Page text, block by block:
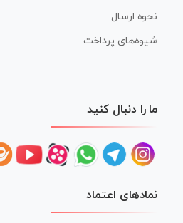
نحوه ارسال
شیوه‌های پرداخت
ما را دنبال کنید
نمادهای اعتماد